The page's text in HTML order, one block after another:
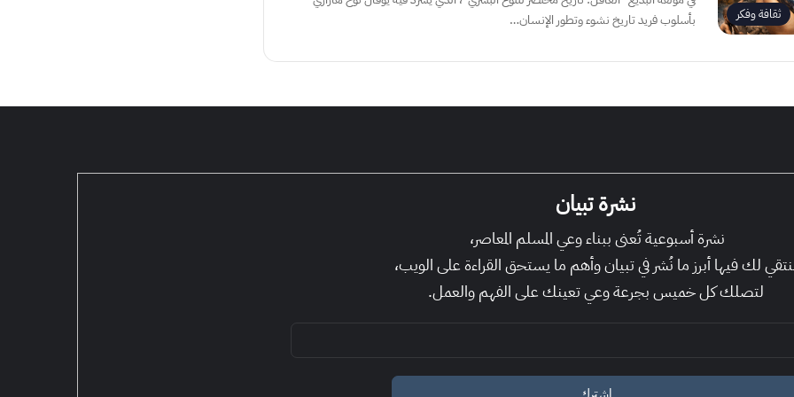
ثقافة وفكر
بأسلوب فريد تاريخ نشوء وتطور الإنسان…
نشرة تبيان
نشرة أسبوعية تُعنى ببناء وعي المسلم المعاصر،
لك فيها أبرز ما نُشر في تبيان وأهم ما يستحق القراءة على الويب،
لتصلك كل خميس بجرعة وعي تعينك على الفهم والعمل.